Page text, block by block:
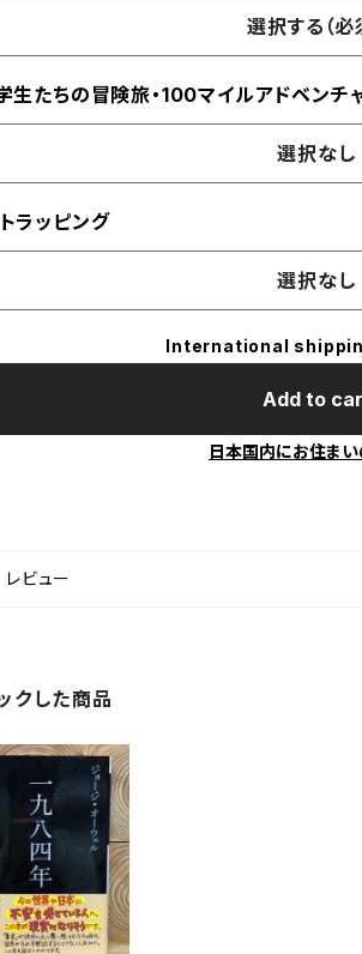
選択する（必
生たちの冒険旅・100マイルアドベンチ
選択なし
ラッピング
選択なし
International
Add to
日本国内にお住ま
レビュー
クした商品